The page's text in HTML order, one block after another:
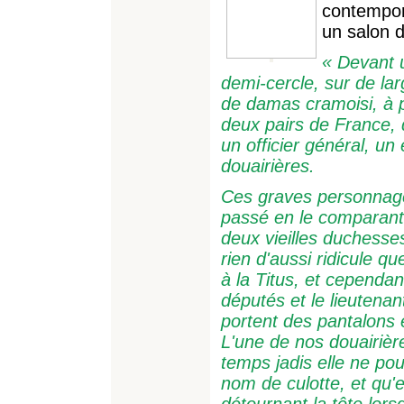
un salon
« Devant
demi-cercle, sur de
de damas cramoisi, à
deux pairs de France,
un officier général, un
douairières.
Ces graves
passé en le
deux vieilles
rien d'aussi ridicule
à la Titus, et
députés et le
portent des pantalons
L'une de nos
temps jadis elle ne
nom de culotte, et